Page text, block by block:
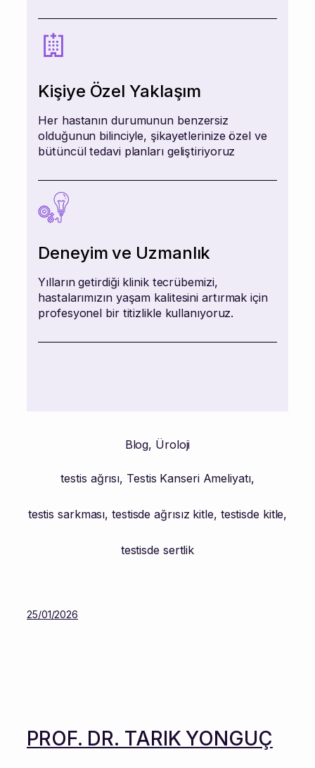
Kişiye Özel Yaklaşım
Her hastanın durumunun benzersiz
olduğunun bilinciyle, şikayetlerinize özel ve
bütüncül tedavi planları geliştiriyoruz
Deneyim ve Uzmanlık
Yılların getirdiği klinik tecrübemizi,
hastalarımızın yaşam kalitesini artırmak için
profesyonel bir titizlikle kullanıyoruz.
Blog, Üroloji
testis ağrısı, Testis Kanseri Ameliyatı,
testis sarkması,testisde ağrısız kitle, testisde kitle,
testisde sertlik
25/01/2026
PROF. DR. TARIK YONGUÇ